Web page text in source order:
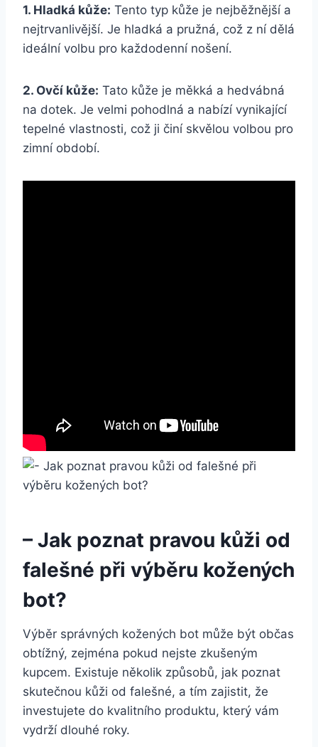
1.‌ Hladká kůže: Tento typ ​kůže je nejběžnější⁣ a
nejtrvanlivější.‍ Je hladká ⁤a pružná, ​což‌ z ní dělá
ideální volbu pro ‍každodenní⁣ nošení.
2. Ovčí kůže: Tato kůže je měkká a hedvábná
na dotek. ​Je⁢ velmi pohodlná‌ a nabízí vynikající
tepelné​ vlastnosti, což ji​ činí skvělou volbou pro
zimní období.
– Jak poznat pravou kůži od
falešné při výběru ⁤kožených
bot?
Výběr správných kožených bot může být občas
obtížný, zejména pokud nejste zkušeným ​
kupcem. Existuje několik způsobů, jak‍ poznat‌
skutečnou kůži od falešné, a tím ⁣zajistit, že
investujete do kvalitního produktu, který vám
vydrží⁣ dlouhé ⁢roky.